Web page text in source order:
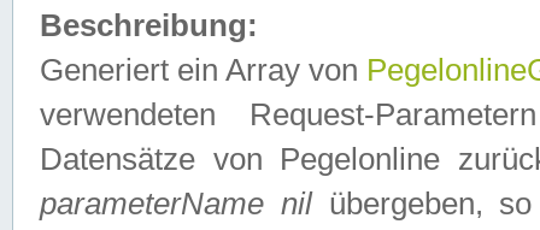
Beschreibung:
Generiert ein Array von
verwendeten Request-
Datensätze von Pegelonline
parameterName nilübergeben, so